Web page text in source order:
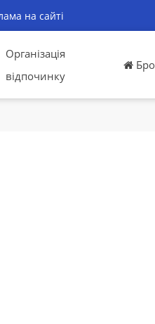
на сайті
Організація
відпочинку